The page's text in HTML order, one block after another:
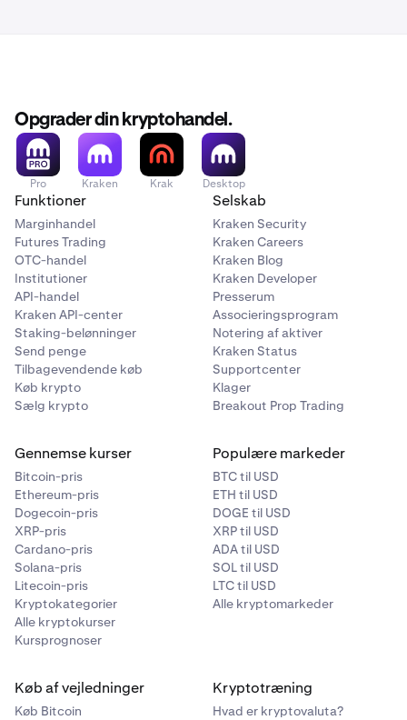
Likvidationspris ≈ 50.000 $ × (1 - (20.000 $/100.000 $ -
0,05)) = 42.500 $
beregninger
Opgrader din kryptohandel.
Pro Kraken Krak Desktop
Funktioner
Marginhandel
Futures Trading
OTC-handel
Institutioner
API-handel
Kraken API-center
Staking-belønninger
Send penge
Tilbagevendende køb
Køb krypto
Sælg krypto
Selskab
Kraken Security
Kraken Careers
Kraken Blog
Kraken Developer
Presserum
Associeringsprogram
Notering af aktiver
Kraken Status
Supportcenter
Klager
Breakout Prop Trading
Gennemse kurser
Bitcoin-pris
Ethereum-pris
Dogecoin-pris
XRP-pris
Cardano-pris
Solana-pris
Litecoin-pris
Kryptokategorier
Alle kryptokurser
Kursprognoser
Populære markeder
BTC til USD
ETH til USD
DOGE til USD
XRP til USD
ADA til USD
SOL til USD
LTC til USD
Alle kryptomarkeder
Køb af vejledninger
Køb Bitcoin
Kryptotræning
Hvad er kryptovaluta?